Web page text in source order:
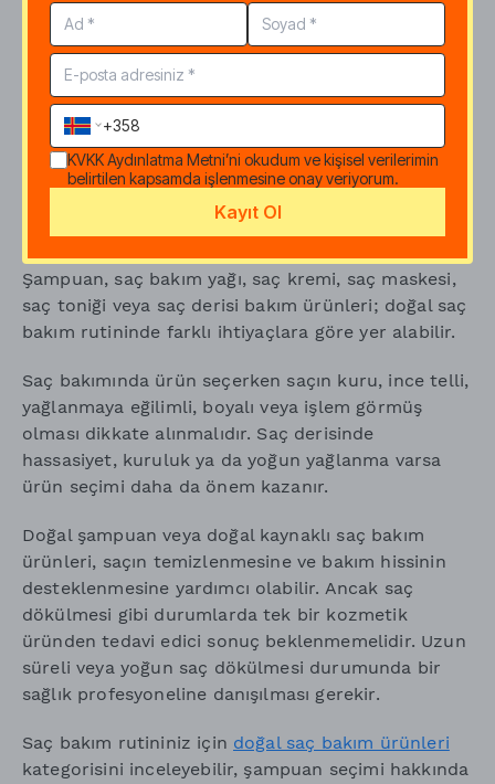
Doğal Saç Bakımı Ürünleri
Doğal saç bakımı, yalnızca saç tellerine değil saç
Şampuan, saç bakım yağı, saç kremi, saç maskesi,
saç toniği veya saç derisi bakım ürünleri; doğal saç
bakım rutininde farklı ihtiyaçlara göre yer alabilir.
Saç bakımında ürün seçerken saçın kuru, ince telli,
yağlanmaya eğilimli, boyalı veya işlem görmüş
olması dikkate alınmalıdır. Saç derisinde
hassasiyet, kuruluk ya da yoğun yağlanma varsa
ürün seçimi daha da önem kazanır.
Doğal şampuan veya doğal kaynaklı saç bakım
ürünleri, saçın temizlenmesine ve bakım hissinin
desteklenmesine yardımcı olabilir. Ancak saç
dökülmesi gibi durumlarda tek bir kozmetik
üründen tedavi edici sonuç beklenmemelidir. Uzun
süreli veya yoğun saç dökülmesi durumunda bir
sağlık profesyoneline danışılması gerekir.
Saç bakım rutininiz için doğal saç bakım ürünleri
kategorisini inceleyebilir, şampuan seçimi hakkında
KVKK Aydınlatma Metni’ni okudum ve kişisel verilerimin
belirtilen kapsamda işlenmesine onay veriyorum.
Kayıt Ol